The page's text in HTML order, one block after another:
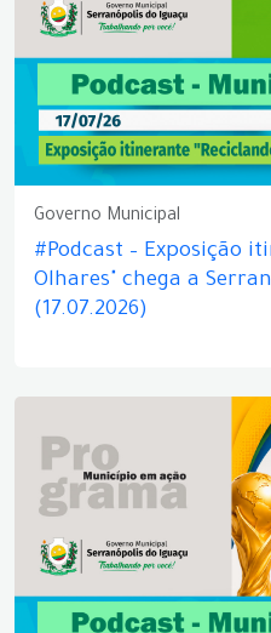
Governo Municipal
#Podcast – Exposição
Olhares" chega a
(17.07.2026)